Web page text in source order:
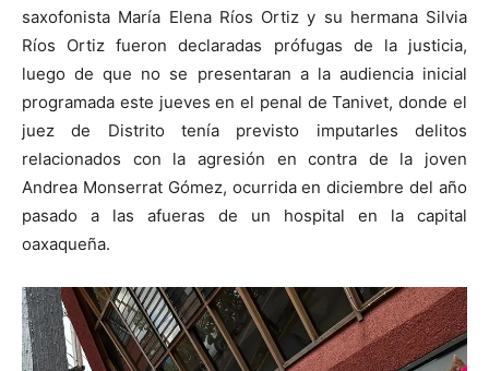
saxofonista María Elena Ríos Ortiz y su hermana Silvia
Ríos Ortiz fueron declaradas prófugas de la justicia,
luego de que no se presentaran a la audiencia inicial
programada este jueves en el penal de Tanivet, donde el
juez de Distrito tenía previsto imputarles delitos
relacionados con la agresión en contra de la joven
Andrea Monserrat Gómez, ocurrida en diciembre del año
pasado a las afueras de un hospital en la capital
oaxaqueña.